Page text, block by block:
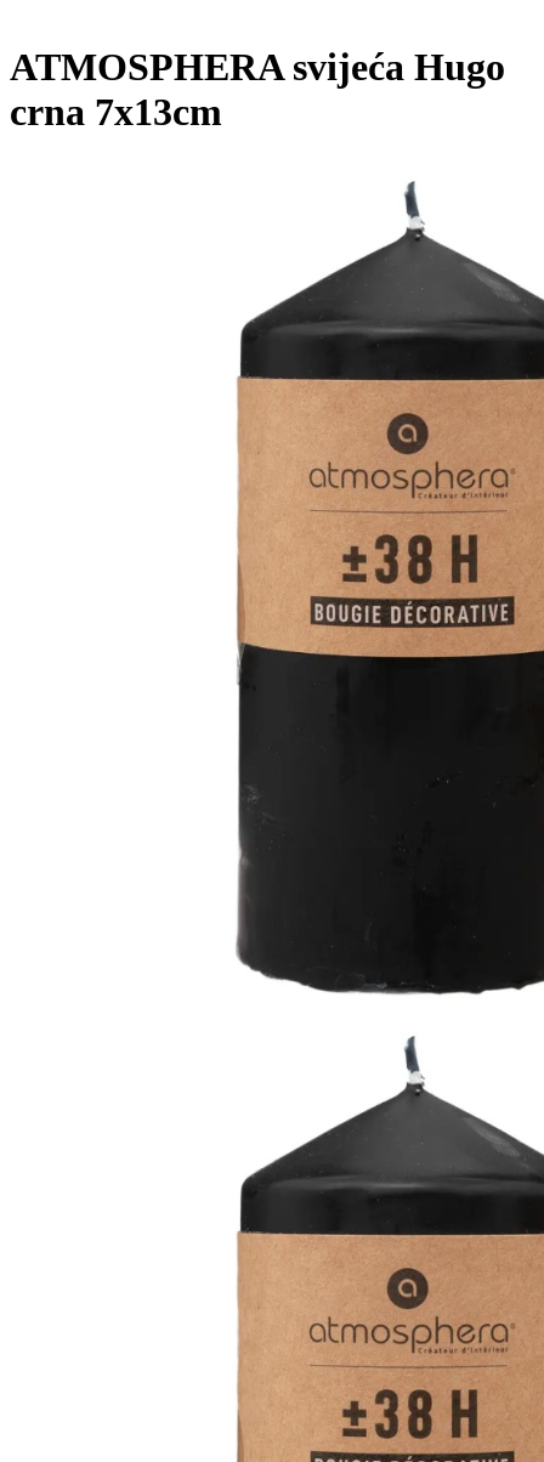
ATMOSPHERA svijeća Hugo
crna 7x13cm